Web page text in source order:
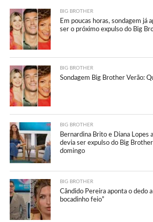
BIG BROTHER
Em poucas horas, sondagem já
ser o próximo expulso do Big
BIG BROTHER
Sondagem Big Brother Verão:
BIG BROTHER
Bernardina Brito e Diana Lopes
devia ser expulso do Big
domingo
BIG BROTHER
Cândido Pereira aponta o dedo a
bocadinho feio”